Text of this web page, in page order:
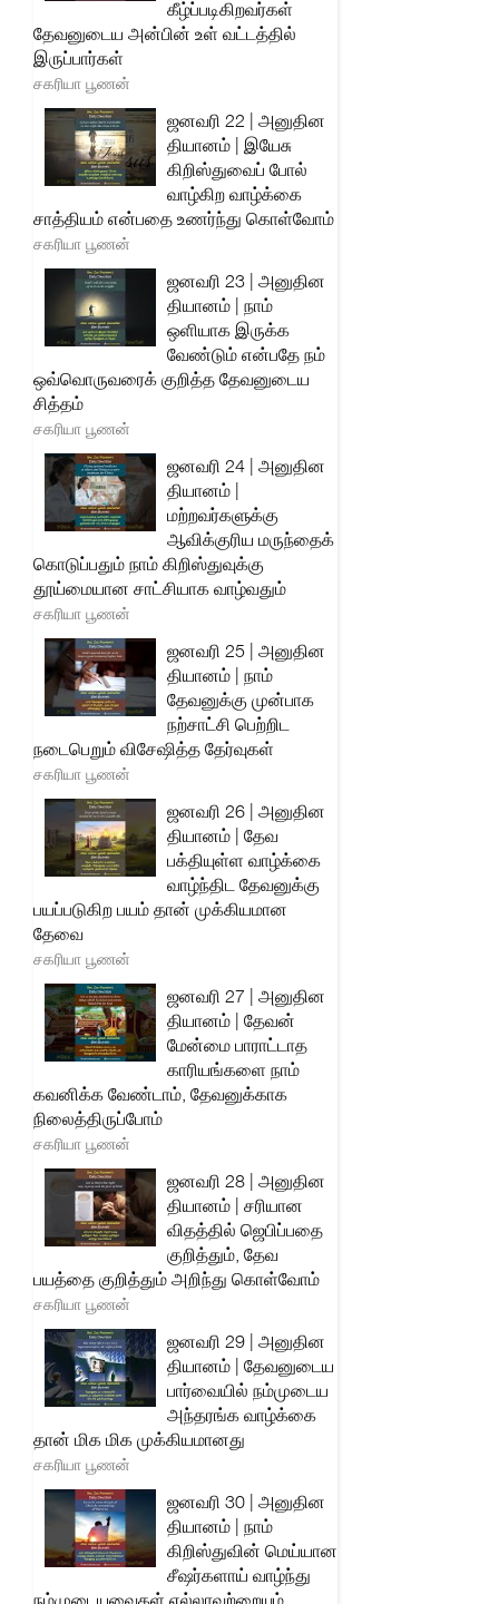
கீழ்ப்படிகிறவர்கள்
தேவனுடைய அன்பின் உள் வட்டத்தில்
இருப்பார்கள்
சகரியா பூணன்
ஜனவரி 22 | அனுதின
தியானம் | இயேசு
கிறிஸ்துவைப் போல்
வாழ்கிற வாழ்க்கை
சாத்தியம் என்பதை உணர்ந்து கொள்வோம்
சகரியா பூணன்
ஜனவரி 23 | அனுதின
தியானம் | நாம்
ஒளியாக இருக்க
வேண்டும் என்பதே நம்
ஒவ்வொருவரைக் குறித்த தேவனுடைய
சித்தம்
சகரியா பூணன்
ஜனவரி 24 | அனுதின
தியானம் |
மற்றவர்களுக்கு
ஆவிக்குரிய மருந்தைக்
கொடுப்பதும் நாம் கிறிஸ்துவுக்கு
தூய்மையான சாட்சியாக வாழ்வதும்
சகரியா பூணன்
ஜனவரி 25 | அனுதின
தியானம் | நாம்
தேவனுக்கு முன்பாக
நற்சாட்சி பெற்றிட
நடைபெறும் விசேஷித்த தேர்வுகள்
சகரியா பூணன்
ஜனவரி 26 | அனுதின
தியானம் | தேவ
பக்தியுள்ள வாழ்க்கை
வாழ்ந்திட தேவனுக்கு
பயப்படுகிற பயம் தான் முக்கியமான
தேவை
சகரியா பூணன்
ஜனவரி 27 | அனுதின
தியானம் | தேவன்
மேன்மை பாராட்டாத
காரியங்களை நாம்
கவனிக்க வேண்டாம், தேவனுக்காக
நிலைத்திருப்போம்
சகரியா பூணன்
ஜனவரி 28 | அனுதின
தியானம் | சரியான
விதத்தில் ஜெபிப்பதை
குறித்தும், தேவ
பயத்தை குறித்தும் அறிந்து கொள்வோம்
சகரியா பூணன்
ஜனவரி 29 | அனுதின
தியானம் | தேவனுடைய
பார்வையில் நம்முடைய
அந்தரங்க வாழ்க்கை
தான் மிக மிக முக்கியமானது
சகரியா பூணன்
ஜனவரி 30 | அனுதின
தியானம் | நாம்
கிறிஸ்துவின் மெய்யான
சீஷர்களாய் வாழ்ந்து
நம்முடையவைகள் எல்லாவற்றையும்